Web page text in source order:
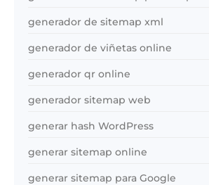
generador de sitemap xml
generador de viñetas online
generador qr online
generador sitemap web
generar hash WordPress
generar sitemap online
generar sitemap para Google